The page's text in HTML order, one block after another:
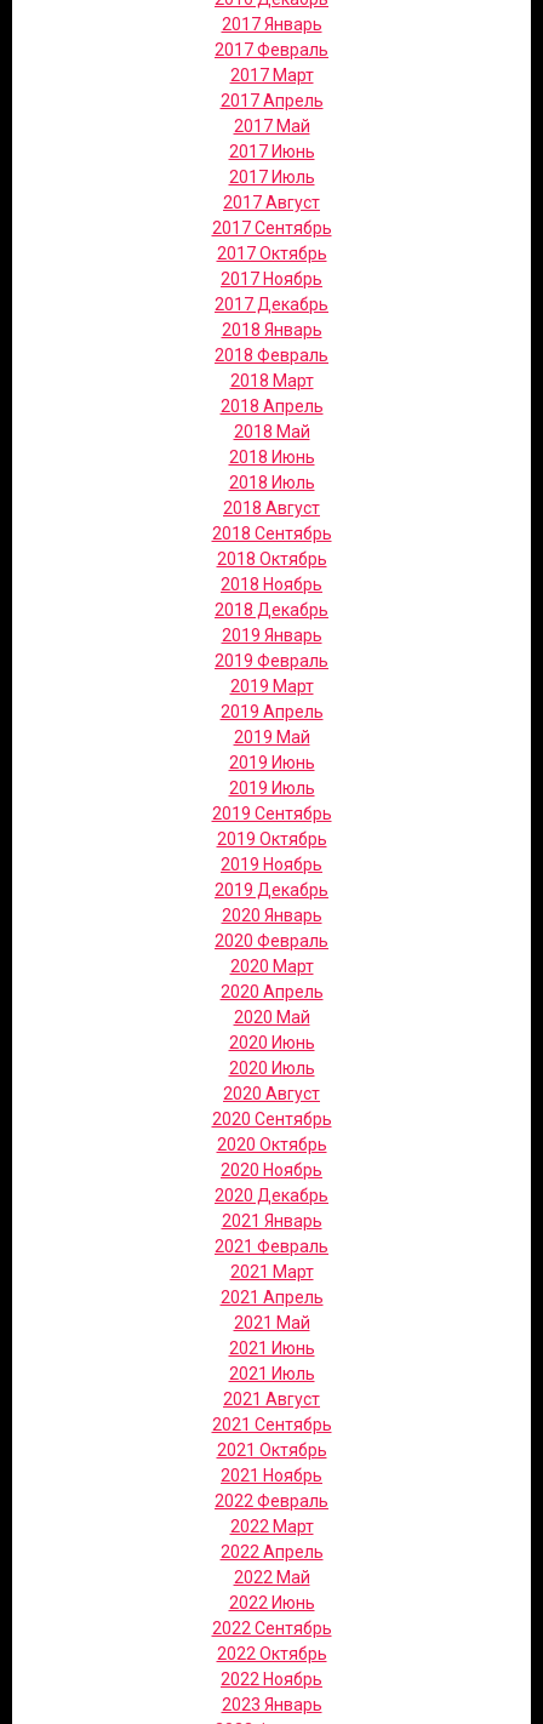
2017 Январь
2017 Февраль
2017 Март
2017 Апрель
2017 Май
2017 Июнь
2017 Июль
2017 Август
2017 Сентябрь
2017 Октябрь
2017 Ноябрь
2017 Декабрь
2018 Январь
2018 Февраль
2018 Март
2018 Апрель
2018 Май
2018 Июнь
2018 Июль
2018 Август
2018 Сентябрь
2018 Октябрь
2018 Ноябрь
2018 Декабрь
2019 Январь
2019 Февраль
2019 Март
2019 Апрель
2019 Май
2019 Июнь
2019 Июль
2019 Сентябрь
2019 Октябрь
2019 Ноябрь
2019 Декабрь
2020 Январь
2020 Февраль
2020 Март
2020 Апрель
2020 Май
2020 Июнь
2020 Июль
2020 Август
2020 Сентябрь
2020 Октябрь
2020 Ноябрь
2020 Декабрь
2021 Январь
2021 Февраль
2021 Март
2021 Апрель
2021 Май
2021 Июнь
2021 Июль
2021 Август
2021 Сентябрь
2021 Октябрь
2021 Ноябрь
2022 Февраль
2022 Март
2022 Апрель
2022 Май
2022 Июнь
2022 Сентябрь
2022 Октябрь
2022 Ноябрь
2023 Январь